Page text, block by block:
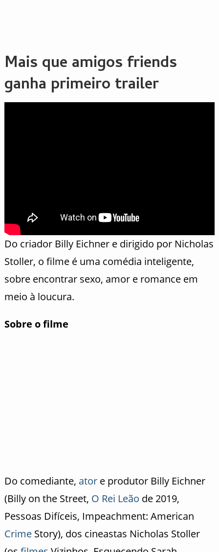
Mais que amigos friends
ganha primeiro trailer
Do criador Billy Eichner e dirigido por Nicholas
Stoller, o filme é uma comédia inteligente,
sobre encontrar sexo, amor e romance em
meio à loucura.
Sobre o filme
Do comediante, atore produtor Billy Eichner
(Billy on the Street, O Rei Leão de 2019,
Pessoas Difíceis, Impeachment: American
CrimeStory), dos cineastas Nicholas Stoller